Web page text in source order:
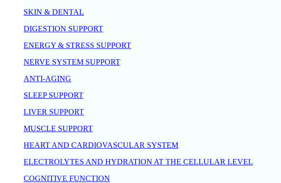
SKIN & DENTAL
DIGESTION SUPPORT
ENERGY & STRESS SUPPORT
NERVE SYSTEM SUPPORT
ANTI-AGING
SLEEP SUPPORT
LIVER SUPPORT
MUSCLE SUPPORT
HEART AND CARDIOVASCULAR SYSTEM
ELECTROLYTES AND HYDRATION AT THE CELLULAR LEVEL
COGNITIVE FUNCTION